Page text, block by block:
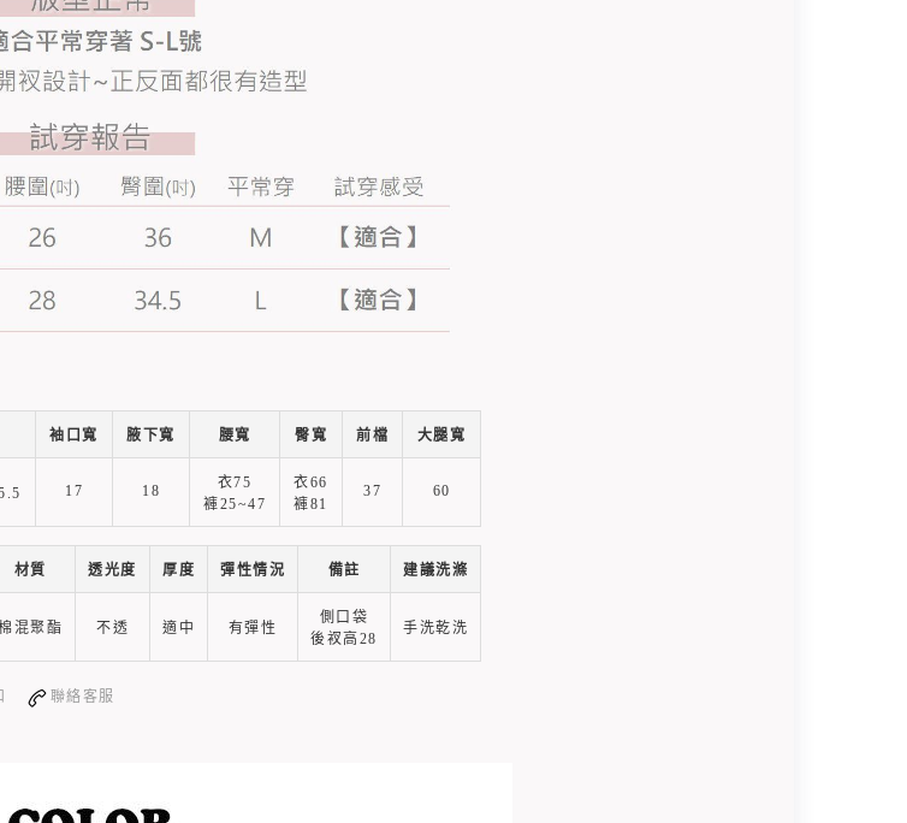
袖口寬 腋下寬 腰寬 臀寬 前檔 大腿寬
17 18
衣75
褲25~47
衣66
褲81
37 60
材質 透光度 厚度 彈性情況 備註 建議洗滌
混聚酯 不透 適中 有彈性
側口袋
後衩高28
手洗乾洗
聯絡客服